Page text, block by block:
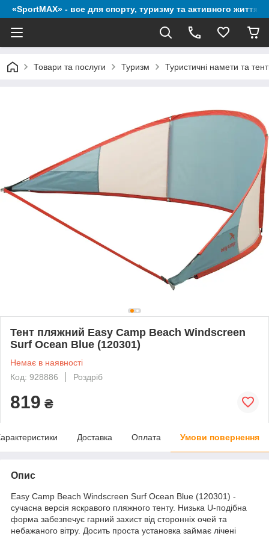
«SportMAX» - все для спорту, туризму та активного життя
Товари та послуги Туризм Туристичні намети та
Тент пляжний Easy Camp Beach Windscreen
Surf Ocean Blue (120301)
Немає в наявності
Код: 928886
Роздріб
819 ₴
Доставка Оплата Умови повернення
Опис
Easy Camp Beach Windscreen Surf Ocean Blue (120301) -
сучасна версія яскравого пляжного тенту. Низька U-подібна
форма забезпечує гарний захист від сторонніх очей та
небажаного вітру. Досить проста установка займає лічені